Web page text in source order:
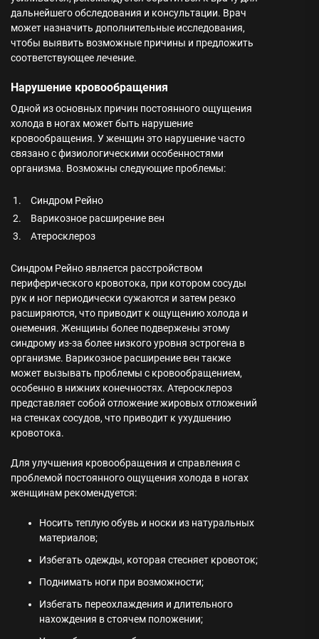
дальнейшего обследования и консультации. Врач
может назначить дополнительные исследования,
чтобы выявить возможные причины и предложить
соответствующее лечение.
Нарушение кровообращения
Одной из основных причин постоянного ощущения
холода в ногах может быть нарушение
кровообращения. У женщин это нарушение часто
связано с физиологическими особенностями
организма. Возможны следующие проблемы:
1.
Синдром Рейно
2.
Варикозное расширение вен
3.
Атеросклероз
Синдром Рейно является расстройством
периферического кровотока, при котором сосуды
рук и ног периодически сужаются и затем резко
расширяются, что приводит к ощущению холода и
онемения. Женщины более подвержены этому
синдрому из-за более низкого уровня эстрогена в
организме. Варикозное расширение вен также
может вызывать проблемы с кровообращением,
особенно в нижних конечностях. Атеросклероз
представляет собой отложение жировых отложений
на стенках сосудов, что приводит к ухудшению
кровотока.
Для улучшения кровообращения и справления с
проблемой постоянного ощущения холода в ногах
женщинам рекомендуется:
Носить теплую обувь и носки из натуральных
материалов;
Избегать одежды, которая стесняет кровоток;
Поднимать ноги при возможности;
Избегать переохлаждения и длительного
нахождения в стоячем положении;